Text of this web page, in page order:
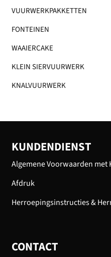
VUURWERKPAKKETTEN
FONTEINEN
WAAIERCAKE
KLEIN SIERVUURWERK
KNALVUURWERK
KUNDENDIENST
Algemene Voorwaarden
Afdruk
Herroepingsinstructies &
CONTACT